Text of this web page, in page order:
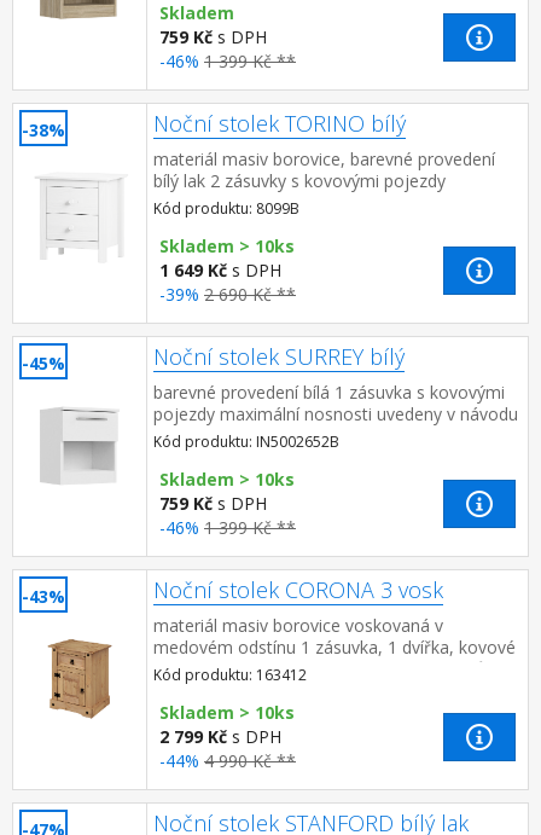
Skladem
759 Kč s DPH
-46% 1 399 Kč **
-38% Noční stolek TORINO bílý
materiál masiv borovice, barevné provedení
bílý lak 2 zásuvky s kovovými pojezdy
Kód produktu: 8099B
Skladem > 10ks
1 649 Kč s DPH
-39% 2 690 Kč **
-45% Noční stolek SURREY bílý
barevné provedení bílá 1 zásuvka s kovovými
pojezdy maximální nosnosti uvedeny v návodu
k montáži
Kód produktu: IN5002652B
Skladem > 10ks
759 Kč s DPH
-46% 1 399 Kč **
-43% Noční stolek CORONA 3 vosk
materiál masiv borovice voskovaná v
medovém odstínu 1 zásuvka, 1 dvířka, kovové
ozdobné úchytky možnost montáže pantů na
levou i pravou stranu součást...
Kód produktu: 163412
Skladem > 10ks
2 799 Kč s DPH
-44% 4 990 Kč **
-47% Noční stolek STANFORD bílý lak